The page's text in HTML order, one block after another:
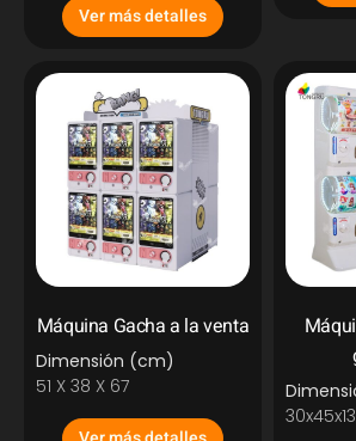
Ver más detalles
Máquina Gacha a la venta
Dimensión (cm)
51 X 38 X 67